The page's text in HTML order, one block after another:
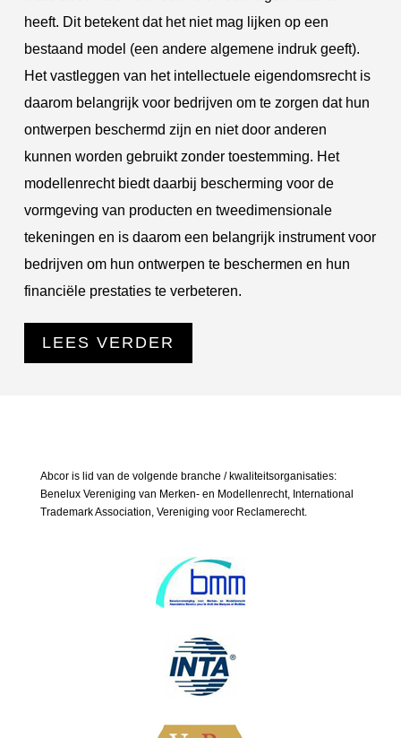
heeft. Dit betekent dat het niet mag lijken op een
bestaand model (een andere algemene indruk geeft).
Het vastleggen van het intellectuele eigendomsrecht is
daarom belangrijk voor bedrijven om te zorgen dat hun
ontwerpen beschermd zijn en niet door anderen
kunnen worden gebruikt zonder toestemming. Het
modellenrecht biedt daarbij bescherming voor de
vormgeving van producten en tweedimensionale
tekeningen en is daarom een belangrijk instrument voor
bedrijven om hun ontwerpen te beschermen en hun
financiële prestaties te verbeteren.
LEES VERDER
Abcor is lid van de volgende branche / kwaliteitsorganisaties:
Benelux Vereniging van Merken- en Modellenrecht, International
Trademark Association, Vereniging voor Reclamerecht.